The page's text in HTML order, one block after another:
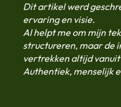
Dit artikel werd
ervaring en visie.
AI helpt me om mijn
structureren, maar de
vertrekken altijd
Authentiek, menselijk